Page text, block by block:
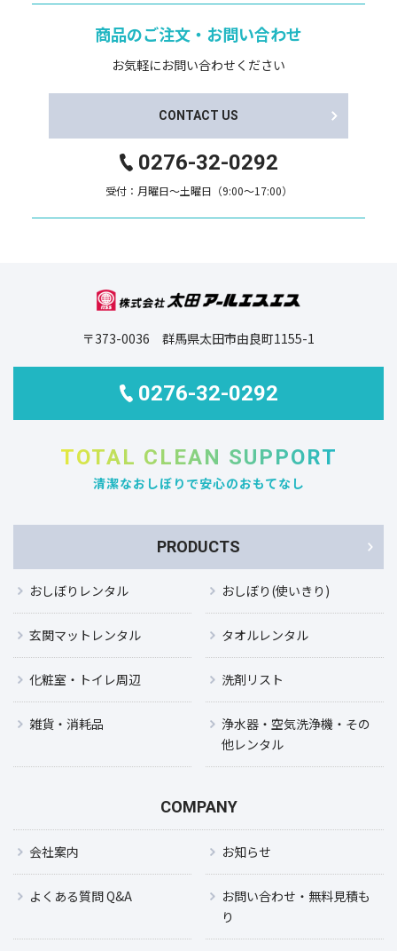
商品のご注文・お問い合わせ
お気軽にお問い合わせください
CONTACT US
0276-32-0292
受付：月曜日～土曜日（9:00～17:00）
〒373-0036 群馬県太田市由良町1155-1
0276-32-0292
TOTAL CLEAN SUPPORT
清潔なおしぼりで安心のおもてなし
PRODUCTS
おしぼりレンタル おしぼり(使いきり)
玄関マットレンタル タオルレンタル
化粧室・トイレ周辺 洗剤リスト
雑貨・消耗品
浄水器・空気洗浄機・その
他レンタル
COMPANY
会社案内 お知らせ
よくある質問 Q&A
お問い合わせ・無料見積も
り